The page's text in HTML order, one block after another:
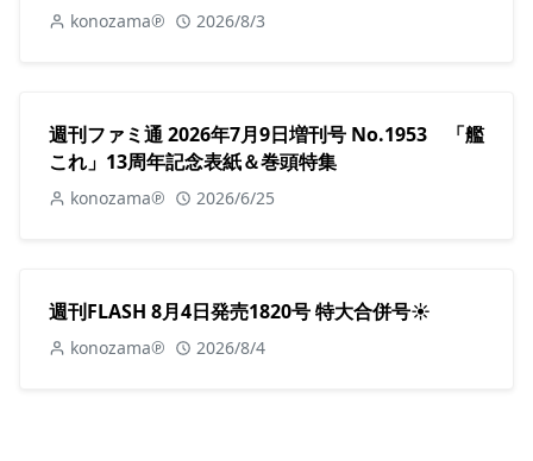
konozama℗ 2026/8/3
週刊ファミ通 2026年7月9日増刊号 No.1953 「艦
これ」13周年記念表紙＆巻頭特集
konozama℗ 2026/6/25
週刊FLASH 8月4日発売1820号 特大合併号☀️
konozama℗ 2026/8/4